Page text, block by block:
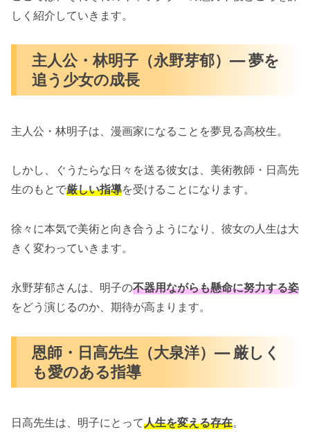
しく紹介していきます。
主人公・林明子（永野芽郁）— 夢を
追う少女の成長
主人公・林明子は、漫画家になることを夢見る高校生。
しかし、ぐうたらな日々を送る彼女は、美術教師・日高先
生のもとで厳しい指導を受けることになります。
徐々に本気で美術と向き合うようになり、彼女の人生は大
きく変わっていきます。
永野芽郁さんは、明子の不器用ながらも懸命に努力する姿
をどう演じるのか、期待が高まります。
恩師・日高先生（大泉洋）— 厳しく
も愛のある指導
日高先生は、明子にとって人生を変える存在。